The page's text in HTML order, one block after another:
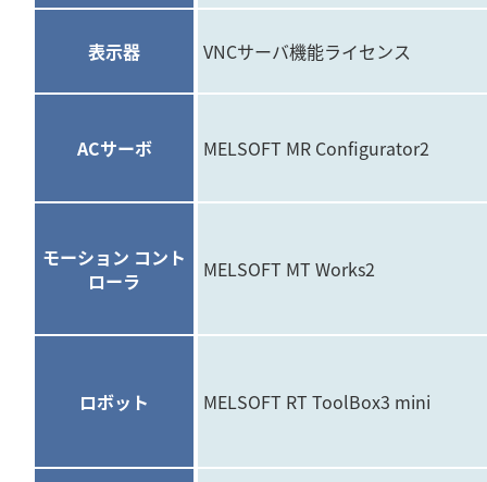
表示器 VNCサーバ機能ライセンス
ACサーボ MELSOFT MR Configurator2
モーション コント
ローラ
MELSOFT MT Works2
ロボット MELSOFT RT ToolBox3 mini